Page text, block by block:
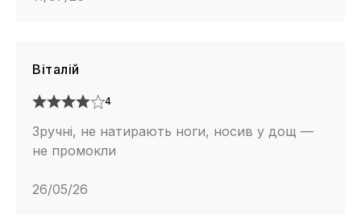
Віталій
4
Зручні, не натирають ноги, носив у дощ —
не промокли
26/05/26